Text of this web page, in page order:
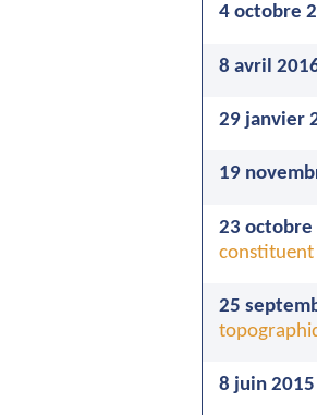
4 octobre
8 avril
29 janvier
19
23
constituent
25
8 juin